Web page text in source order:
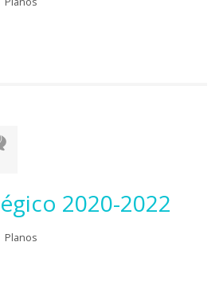
2020-2022
Planos